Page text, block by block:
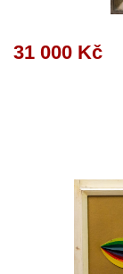
31 000 Kč